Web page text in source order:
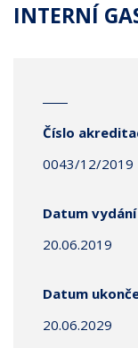
INTERNÍ
Číslo
0043/12/2019
Datum vydání
20.06.2019
Datum
20.06.2029